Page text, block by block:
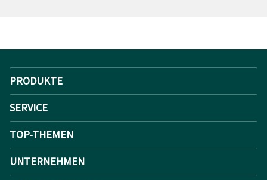
PRODUKTE
SERVICE
TOP-THEMEN
UNTERNEHMEN